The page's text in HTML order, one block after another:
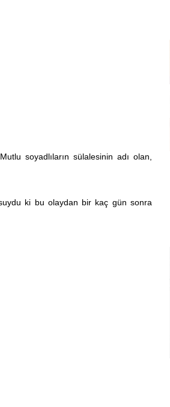
soyadlıların sülalesinin adı olan,
ki bu olaydan bir kaç gün sonra